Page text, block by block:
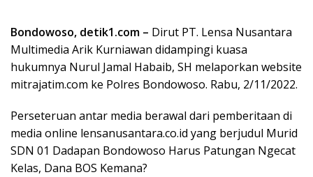
Bondowoso, detik1.com – Dirut PT. Lensa Nusantara
Multimedia Arik Kurniawan didampingi kuasa
hukumnya Nurul Jamal Habaib, SH melaporkan website
mitrajatim.com ke Polres Bondowoso. Rabu, 2/11/2022.
Perseteruan antar media berawal dari pemberitaan di
media online lensanusantara.co.id yang berjudul Murid
SDN 01 Dadapan Bondowoso Harus Patungan Ngecat
Kelas, Dana BOS Kemana?